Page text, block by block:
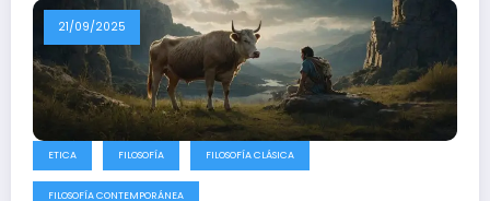
21/09/2025
ETICA FILOSOFÍA FILOSOFÍA CLÁSICA
FILOSOFÍA CONTEMPORÁNEA